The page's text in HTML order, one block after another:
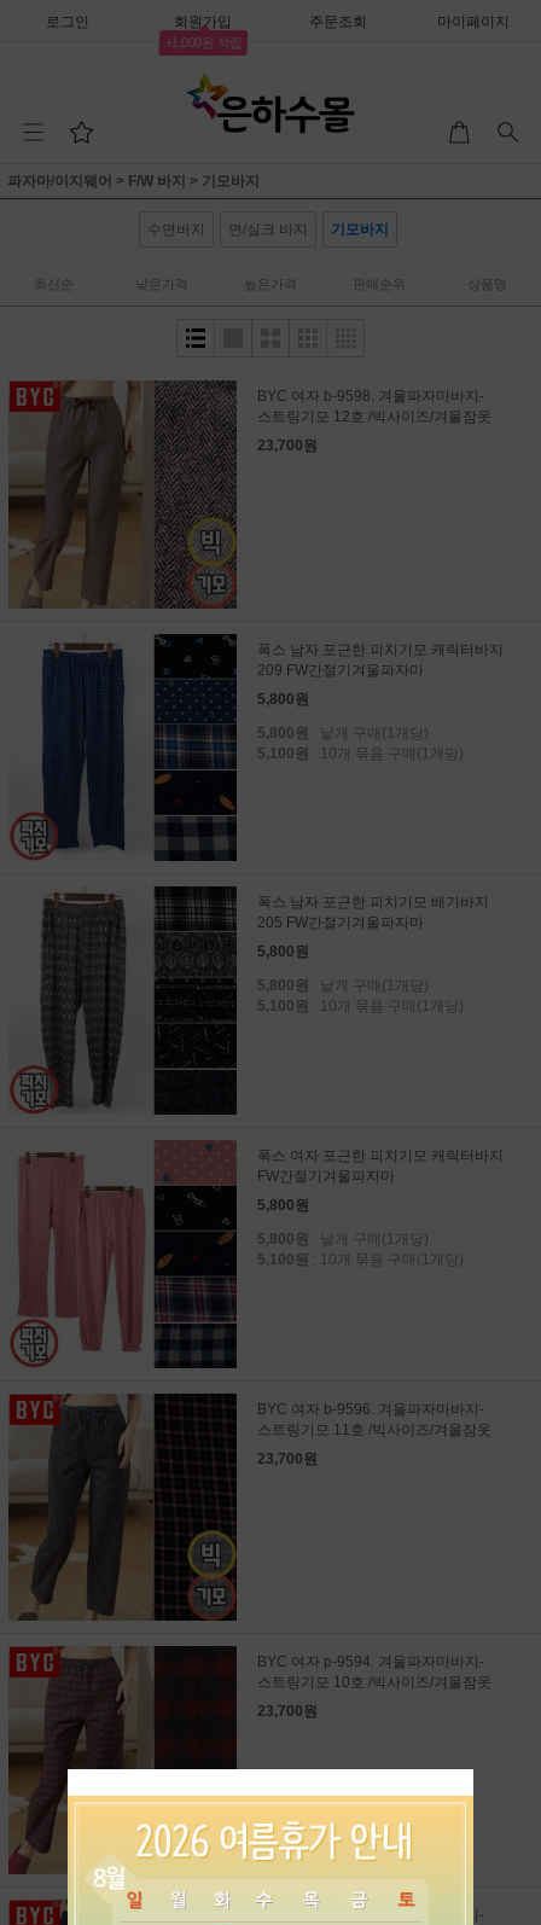
로그인 회원가입
+1,000원 적립
주문조회 마이페이지
파자마/이지웨어 > F/W 바지 > 기모바지
수면바지 면/실크 바지 기모바지
최신순 낮은가격 높은가격 판매순위 상품명
BYC 여자 b-9598. 겨울파자마바지-
스트링기모 12호 /빅사이즈/겨울잠옷
23,700원
폭스 남자 포근한 피치기모 캐릭터바지
209 FW간절기겨울파자마
5,800원
5,800원 : 낱개 구매(1개당)
5,100원 : 10개 묶음 구매(1개당)
폭스 남자 포근한 피치기모 배기바지
205 FW간절기겨울파자마
5,800원
5,800원 : 낱개 구매(1개당)
5,100원 : 10개 묶음 구매(1개당)
폭스 여자 포근한 피치기모 캐릭터바지
FW간절기겨울파자마
5,800원
5,800원 : 낱개 구매(1개당)
5,100원 : 10개 묶음 구매(1개당)
BYC 여자 b-9596. 겨울파자마바지-
스트링기모 11호 /빅사이즈/겨울잠옷
23,700원
BYC 여자 p-9594. 겨울파자마바지-
스트링기모 10호 /빅사이즈/겨울잠옷
23,700원
BYC 여자 p-9592. 겨울파자마바지-